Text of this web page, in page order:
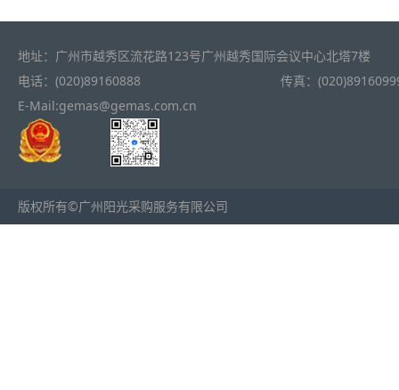
地址：广州市越秀区流花路123号广州越秀国际会议中心北塔7楼
电话：(020)89160888
传真：
E-Mail:gemas@gemas.com.cn
版权所有©广州阳光采购服务有限公司